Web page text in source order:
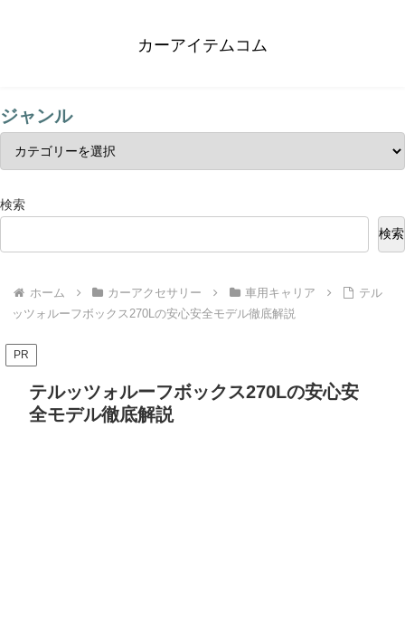
カーアイテムコム
ジャンル
検索
検索
ホーム カーアクセサリー 車用キャリア
テル
ッツォルーフボックス270Lの安心安全モデル徹底解説
PR
テルッツォルーフボックス270Lの安心安
全モデル徹底解説